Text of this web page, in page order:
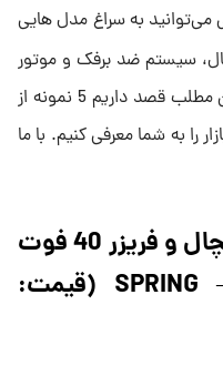
می‌توانید به سراغ مدل هایی
سیستم ضد برفک و موتور
اینورتر کم‌مصرف مجهز شده‌اند. در این مطلب قصد داریم 5 نمونه از
۴۰ میلیونی بازار را به شما معرفی کنیم. با ما
محصول پیشنهادی ما: یخچال و فریزر 40 فوت
استیلون مدل SPRING – 14402 (قیمت: